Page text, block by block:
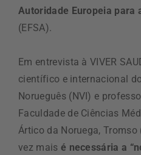
Autoridade Europeia para
(EFSA).
Em entrevista à VIVER
científico e internacional
Norueguês (NVI) e
Faculdade de Ciências
Ártico da Noruega,
vez mais é necessária a